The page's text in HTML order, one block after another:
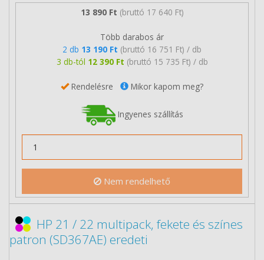
13 890 Ft (bruttó 17 640 Ft)
Több darabos ár
2 db 13 190 Ft (bruttó 16 751 Ft) / db
3 db-tól 12 390 Ft (bruttó 15 735 Ft) / db
Rendelésre Mikor kapom meg?
Ingyenes szállítás
Nem rendelhető
HP 21 / 22 multipack, fekete és színes
patron (SD367AE) eredeti